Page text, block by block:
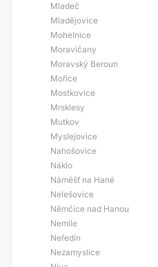
Mladeč
Mladějovice
Mohelnice
Moravičany
Moravský Beroun
Mořice
Mostkovice
Mrsklesy
Mutkov
Myslejovice
Nahošovice
Náklo
Náměšť na Hané
Nelešovice
Němčice nad Hanou
Nemile
Neředín
Nezamyslice